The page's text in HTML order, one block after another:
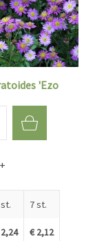
'Ezo
7 st.
€ 2,12